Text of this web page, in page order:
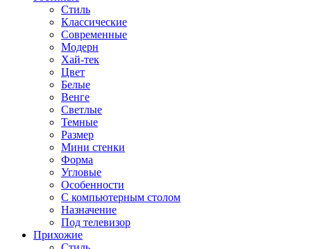
Стиль
Классические
Современные
Модерн
Хай-тек
Цвет
Белые
Венге
Светлые
Темные
Размер
Мини стенки
Форма
Угловые
Особенности
С компьютерным столом
Назначение
Под телевизор
Прихожие